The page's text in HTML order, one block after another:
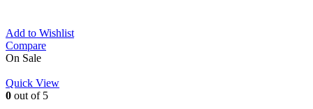
Add to Wishlist
Compare
On Sale
Quick View
0 out of 5